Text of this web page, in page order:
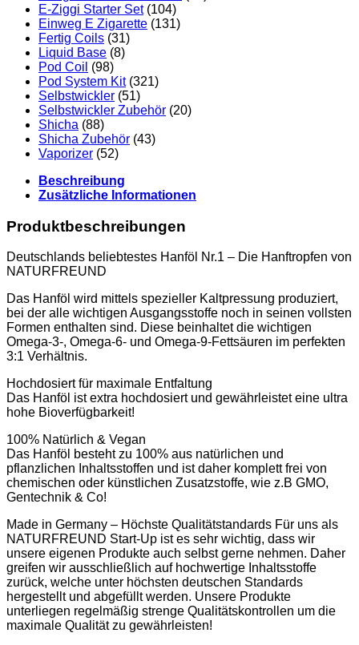
E-Ziggi Starter Set (104)
Einweg E Zigarette (131)
Fertig Coils (31)
Liquid Base (8)
Pod Coil (98)
Pod System Kit (321)
Selbstwickler (51)
Selbstwickler Zubehör (20)
Shicha (88)
Shicha Zubehör (43)
Vaporizer (52)
Beschreibung
Zusätzliche Informationen
Produktbeschreibungen
Deutschlands beliebtestes Hanföl Nr.1 – Die Hanftropfen von
NATURFREUND
Das Hanföl wird mittels spezieller Kaltpressung produziert,
bei der alle wichtigen Ausgangsstoffe noch in seinen vollsten
Formen enthalten sind. Diese beinhaltet die wichtigen
Omega-3-, Omega-6- und Omega-9-Fettsäuren im perfekten
3:1 Verhältnis.
Hochdosiert für maximale Entfaltung
Das Hanföl ist extra hochdosiert und gewährleistet eine ultra
hohe Bioverfügbarkeit!
100% Natürlich & Vegan
Das Hanföl besteht zu 100% aus natürlichen und
pflanzlichen Inhaltsstoffen und ist daher komplett frei von
chemischen oder künstlichen Zusatzstoffe, wie z.B GMO,
Gentechnik & Co!
Made in Germany – Höchste Qualitätstandards Für uns als
NATURFREUND Start-Up ist es sehr wichtig, dass wir
unsere eigenen Produkte auch selbst gerne nehmen. Daher
greifen wir ausschließlich auf hochwertige Inhaltsstoffe
zurück, welche unter höchsten deutschen Standards
hergestellt und abgefüllt werden. Unsere Produkte
unterliegen regelmäßig strenge Qualitätskontrollen um die
maximale Qualität zu gewährleisten!